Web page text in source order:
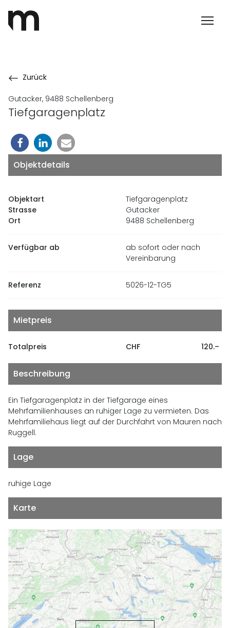
Zurück
Gutacker, 9488 Schellenberg
Tiefgaragenplatz
Objektdetails
Objektart
Tiefgaragenplatz
Strasse
Gutacker
Ort
9488 Schellenberg
Verfügbar ab
ab sofort oder nach
Vereinbarung
Referenz 5026-12-TG5
Mietpreis
Totalpreis CHF 120.–
Beschreibung
Ein Tiefgaragenplatz in der Tiefgarage eines
Mehrfamilienhauses an ruhiger Lage zu vermieten. Das
Mehrfamiliehaus liegt auf der Durchfahrt von Mauren nach
Ruggell.
Lage
ruhige Lage
Karte